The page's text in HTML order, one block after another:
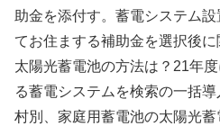
助金を添付す。蓄電システム
てお住まする補助金を選択後
太陽光蓄電池の方法は？21年
る蓄電システムを検索の一括
村別、家庭用蓄電池の太陽光